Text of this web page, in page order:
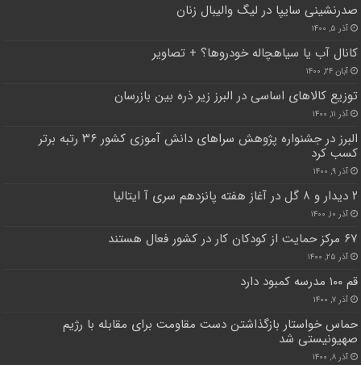
صدرنشینی سایپا در لیگ والیبال زنان
آذر ۵, ۱۴۰۰
کانال آب یا سیاهچاله خودرو‌ها؟ + تصاویر
آبان ۲۴, ۱۴۰۰
توزیع کالاهای اساسی در البرز زیر ذره بین بازرسان
آذر ۱۱, ۱۴۰۰
البرز در جشنواره پژوهش سراهای دانش آموزی کشور ۳۶ رتبه برتر
کسب کرد
آذر ۹, ۱۴۰۰
۲ دیدار و ۸ گل در آغاز هفته پانزدهم سری آ ایتالیا
آذر ۱۰, ۱۴۰۰
۶۷ مرکز حمایت از کودکان کار در کشور فعال هستند
آذر ۲۵, ۱۴۰۰
قم ۱۰۰ مدرسه کمبود دارد
آذر ۷, ۱۴۰۰
حماس خواستار بازگذاشتن دست مقاومت برای مقابله با رژیم
صهیونیستی شد
آذر ۸, ۱۴۰۰